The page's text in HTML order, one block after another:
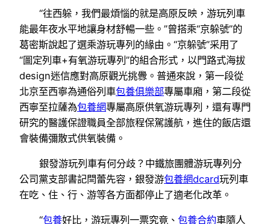
“往西躲，我們最煩惱的就是高原反映，游玩列車
能最年夜水平地讓身材舒暢一些。”曾搭乘“京躲號”的
葛密斯說起了選乘游玩專列的緣由。“京躲號”采用了
“圖定列車+有氧游玩專列”的組合形式，以門路式海拔
design迷信應對高原觀光挑釁。普通來說，第一段從
北京至西寧為通俗列車包養俱樂部專屬車廂，第二段從
西寧至拉薩為包養網專屬高原供氧游玩專列，還有專門
研究的醫護保證職員全部旅程保駕護航，進住的飯店還
會裝備彌散式供氧裝備。
銀發游玩列車有何分歧？中鐵旅團體游玩專列分
公司黨支部書記閆蕾先容，銀發游包養網dcard玩列車
在吃、住、行、游等各方面都停止了適老化改革。
“包養好比，游玩專列一票究竟、 包養合約車隨人